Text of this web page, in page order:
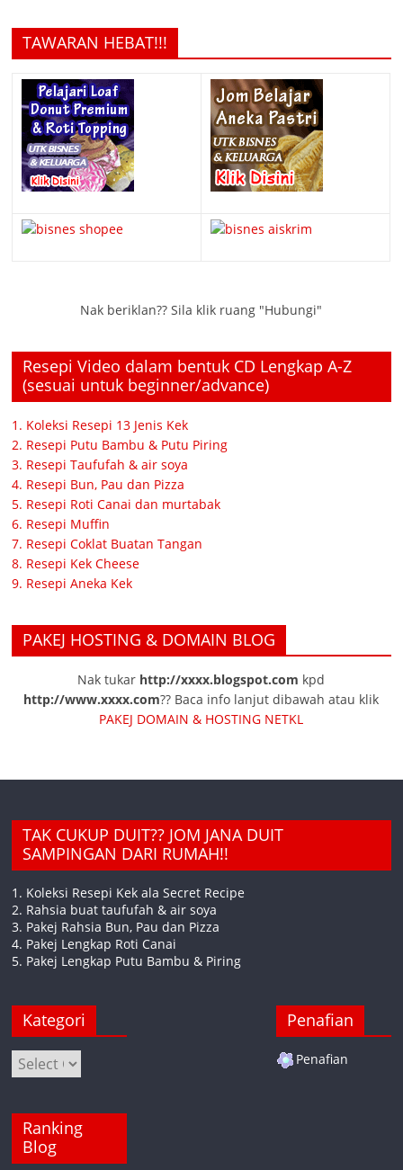
TAWARAN HEBAT!!!
Nak beriklan?? Sila klik ruang "Hubungi"
Resepi Video dalam bentuk CD Lengkap A-Z
(sesuai untuk beginner/advance)
1. Koleksi Resepi 13 Jenis Kek
2. Resepi Putu Bambu & Putu Piring
3. Resepi Taufufah & air soya
4. Resepi Bun, Pau dan Pizza
5. Resepi Roti Canai dan murtabak
6. Resepi Muffin
7. Resepi Coklat Buatan Tangan
8. Resepi Kek Cheese
9. Resepi Aneka Kek
PAKEJ HOSTING & DOMAIN BLOG
Nak tukar http://xxxx.blogspot.com kpd
http://www.xxxx.com?? Baca info lanjut dibawah atau klik
PAKEJ DOMAIN & HOSTING NETKL
TAK CUKUP DUIT?? JOM JANA DUIT
SAMPINGAN DARI RUMAH!!
1. Koleksi Resepi Kek ala Secret Recipe
2. Rahsia buat taufufah & air soya
3. Pakej Rahsia Bun, Pau dan Pizza
4. Pakej Lengkap Roti Canai
5. Pakej Lengkap Putu Bambu & Piring
Kategori
Kategori
Ranking
Blog
Penafian
Penafian